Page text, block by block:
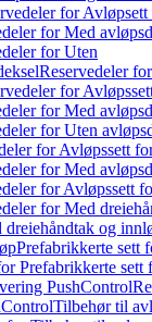
for
for Med
for Uten
Reservedeler
for
for Med
for Uten
for Avløpssett
for Med
for Avløpssett
for Med
dreiehåndtak og
Prefabrikkerte sett
Prefabrikkerte sett
PushControl
Tilbehør til